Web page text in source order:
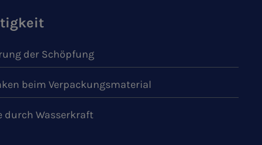
der Schöpfung
beim Verpackungsmaterial
durch Wasserkraft